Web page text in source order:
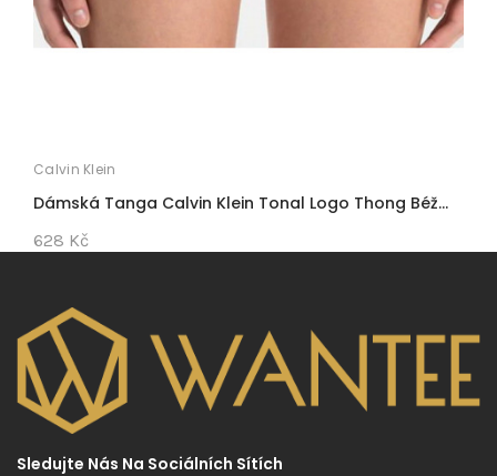
Calvin Klein
Dámská Tanga Calvin Klein Tonal Logo Thong Béž...
628 Kč
Sledujte Nás Na Sociálních Sítích